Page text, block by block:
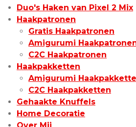
Duo's Haken van Pixel 2 Mix
Haakpatronen
Gratis Haakpatronen
Amigurumi
C2C Haakpatronen
Haakpakketten
Amigurumi
C2C Haakpakketten
Gehaakte Knuffels
Home Decoratie